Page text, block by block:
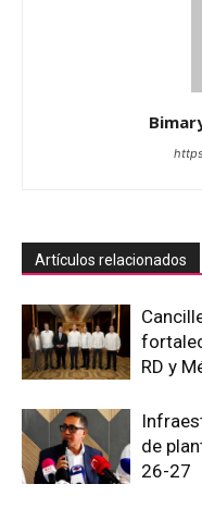
Artículos relacionados
RD y
de
26-27